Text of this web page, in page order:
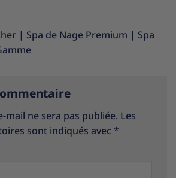
| Spa de Nage Premium | Spa
mail ne sera pas publiée. Les
sont indiqués avec *